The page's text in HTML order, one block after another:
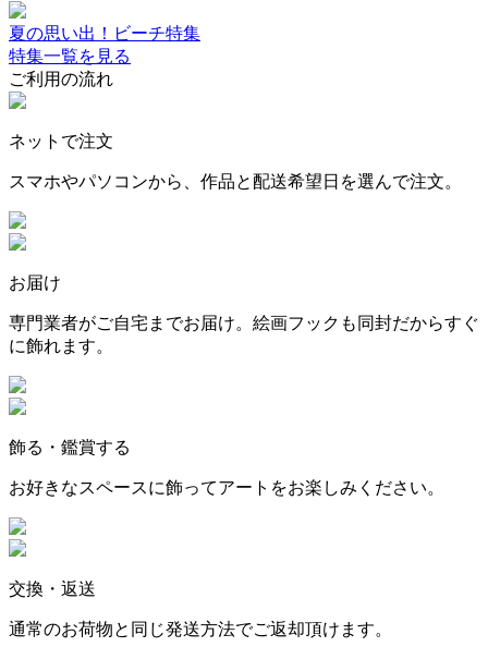
夏の思い出！ビーチ特集
特集一覧を見る
ご利用の流れ
ネットで注文
スマホやパソコンから、作品と配送希望日を選んで注文。
お届け
専門業者がご自宅までお届け。絵画フックも同封だからすぐ
に飾れます。
飾る・鑑賞する
お好きなスペースに飾ってアートをお楽しみください。
交換・返送
通常のお荷物と同じ発送方法でご返却頂けます。